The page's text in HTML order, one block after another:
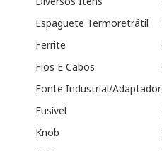
Espaguete Termoretrátil
Ferrite
Fios E Cabos
Fonte Industrial/Adaptador
Fusível
Knob